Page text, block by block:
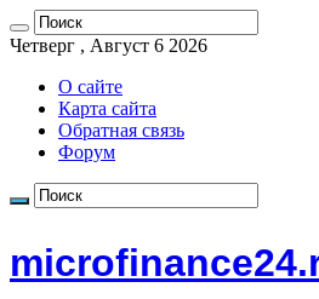
Четверг , Август 6 2026
О сайте
Карта сайта
Обратная связь
Форум